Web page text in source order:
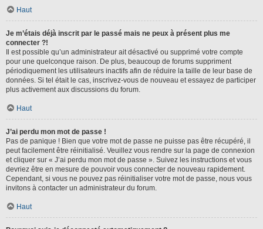
Haut
Je m’étais déjà inscrit par le passé mais ne peux à présent plus me
connecter ?!
Il est possible qu’un administrateur ait désactivé ou supprimé votre compte
pour une quelconque raison. De plus, beaucoup de forums suppriment
périodiquement les utilisateurs inactifs afin de réduire la taille de leur base de
données. Si tel était le cas, inscrivez-vous de nouveau et essayez de participer
plus activement aux discussions du forum.
Haut
J’ai perdu mon mot de passe !
Pas de panique ! Bien que votre mot de passe ne puisse pas être récupéré, il
peut facilement être réinitialisé. Veuillez vous rendre sur la page de connexion
et cliquer sur « J’ai perdu mon mot de passe ». Suivez les instructions et vous
devriez être en mesure de pouvoir vous connecter de nouveau rapidement.
Cependant, si vous ne pouvez pas réinitialiser votre mot de passe, nous vous
invitons à contacter un administrateur du forum.
Haut